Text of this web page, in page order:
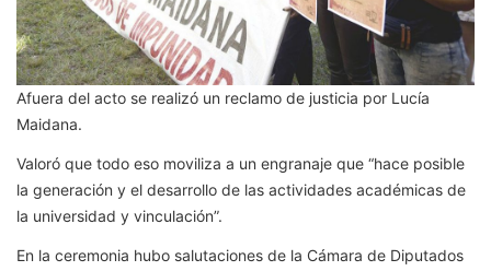
Afuera del acto se realizó un reclamo de justicia por Lucía
Maidana.
Valoró que todo eso moviliza a un engranaje que “hace posible
la generación y el desarrollo de las actividades académicas de
la universidad y vinculación”.
En la ceremonia hubo salutaciones de la Cámara de Diputados